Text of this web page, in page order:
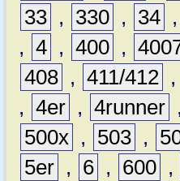
33 , 330 , 34 ,
, 4 , 400 ,
408 , 411/412 ,
, 4er , 4runner ,
500x , 503 ,
5er , 6 , 600 ,